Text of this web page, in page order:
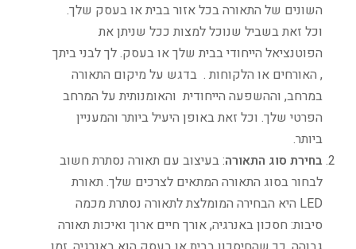
השונים של התאורה בכל אזור בבית או בעסק שלך.
וכל זאת בשביל שנוכל למצות ככל שניתן את
הפוטנציאל הייחודי בבית שלך או בעסק. לך לבני ביתך
, האורחים או הלקוחות . בדגש על מיקום התאורה
במרחב, וההשפעה הייחודית והאומנותית על המרחב
הפרטי שלך. וכל זאת באופן היעיל ביותר והמעניין
ביותר.
בחירת סוג התאורה: בעיצוב עם תאורה נסתרת חשוב
לבחור בסוג התאורה המתאים לצרכים שלך. תאורת
LED היא הבחירה המומלצת לתאורה נסתרת מכמה
סיבות: חסכון באנרגיה, אורך חיים ארוך ואיכות תאורה